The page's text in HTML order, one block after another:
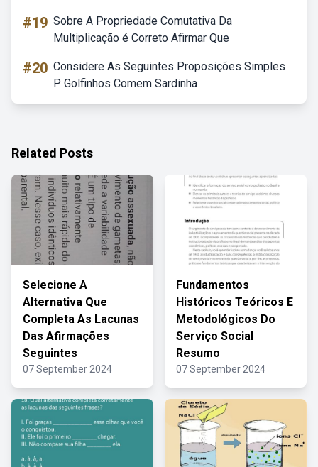
#19 Sobre A Propriedade Comutativa Da
Multiplicação é Correto Afirmar Que
#20 Considere As Seguintes Proposições Simples
P Golfinhos Comem Sardinha
Related Posts
Selecione A
Alternativa Que
Completa As Lacunas
Das Afirmações
Seguintes
07 September 2024
Fundamentos
Históricos Teóricos E
Metodológicos Do
Serviço Social
Resumo
07 September 2024